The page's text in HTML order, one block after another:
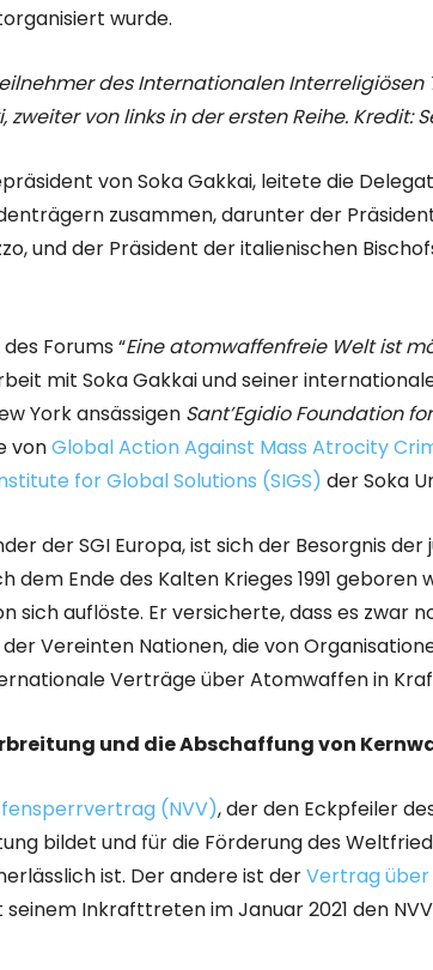
wurde.
des Internationalen Interreligiösen
von links in der ersten Reihe. Kredit:
von Soka Gakkai, leitete die
zusammen, darunter der
und der Präsident der italienischen
Forums “Eine atomwaffenfreie Welt ist
mit Soka Gakkai und seiner
York ansässigen Sant’Egidio Foundation
vonGlobal Action Against Mass Atrocity
for Global Solutions (SIGS) der Soka
der SGI Europa, ist sich der Besorgnis
dem Ende des Kalten Krieges 1991 geboren
sich auflöste. Er versicherte, dass es zwar
Vereinten Nationen, die von
Verträge über Atomwaffen in
und die Abschaffung von
(NVV), der den Eckpfeiler
bildet und für die Förderung des
ist. Der andere ist derVertrag
seinem Inkrafttreten im Januar 2021 den